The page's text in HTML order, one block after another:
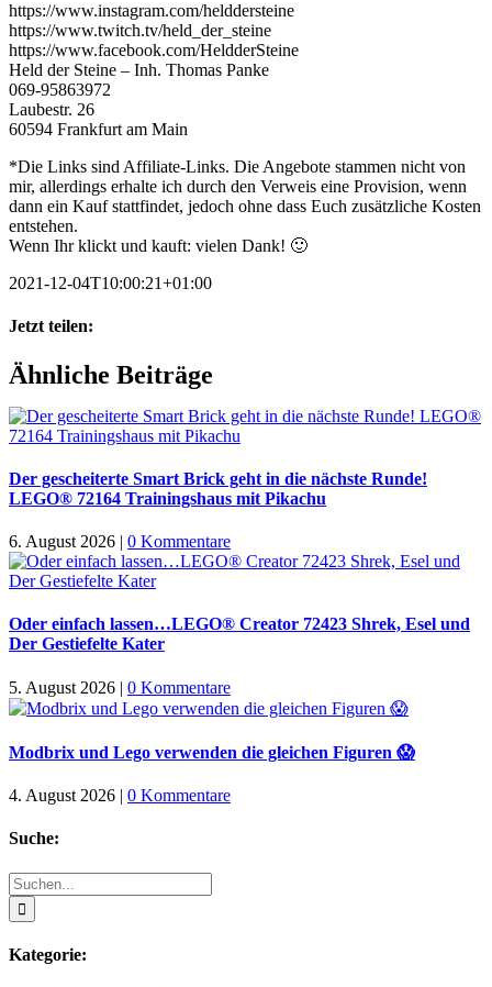
https://www.instagram.com/helddersteine
https://www.twitch.tv/held_der_steine
https://www.facebook.com/HeldderSteine
Held der Steine – Inh. Thomas Panke
069-95863972
Laubestr. 26
60594 Frankfurt am Main
*Die Links sind Affiliate-Links. Die Angebote stammen nicht von
mir, allerdings erhalte ich durch den Verweis eine Provision, wenn
dann ein Kauf stattfindet, jedoch ohne dass Euch zusätzliche Kosten
entstehen.
Wenn Ihr klickt und kauft: vielen Dank! 🙂
2021-12-04T10:00:21+01:00
Jetzt teilen:
Facebook
X
WhatsApp
Pinterest
E-
Mail
Ähnliche Beiträge
Der gescheiterte Smart Brick geht in die nächste Runde!
LEGO® 72164 Trainingshaus mit Pikachu
6. August 2026 | 0 Kommentare
Oder einfach lassen…LEGO® Creator 72423 Shrek, Esel und
Der Gestiefelte Kater
5. August 2026 | 0 Kommentare
Modbrix und Lego verwenden die gleichen Figuren 😱
4. August 2026 | 0 Kommentare
Suche:
Suche
nach:
Kategorie: